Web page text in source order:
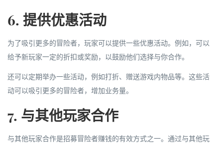
6. 提供优惠活动
为了吸引更多的冒险者，玩家可以提供一些优惠活动。例如，可以
给予新玩家一定的折扣或奖励，以鼓励他们选择与你合作。
还可以定期举办一些活动，例如打折、赠送游戏内物品等。这些活
动可以吸引更多的冒险者，增加业务量。
7. 与其他玩家合作
与其他玩家合作是招募冒险者赚钱的有效方式之一。通过与其他玩